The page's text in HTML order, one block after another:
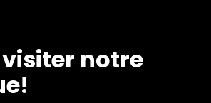
visiter notre